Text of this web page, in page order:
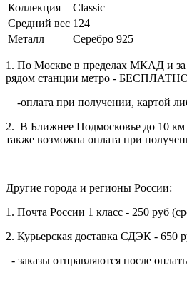
Коллекция
Classic
Средний вес 124
Металл
Серебро 925
1. По Москве в пределах МКАД и
рядом станции метро -
-оплата при получении, картой
2. В Ближнее Подмосковье до 10
также возможна оплата при
Другие города и регионы России:
1. Почта России 1 класс - 250 руб
2. Курьерская доставка СДЭК - 650
- заказы отправляются после